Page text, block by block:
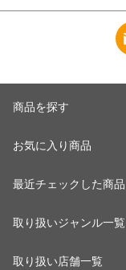
商品を探す
お気に入り商品
最近チェックした商品
取り扱いジャンル一覧
取り扱い店舗一覧